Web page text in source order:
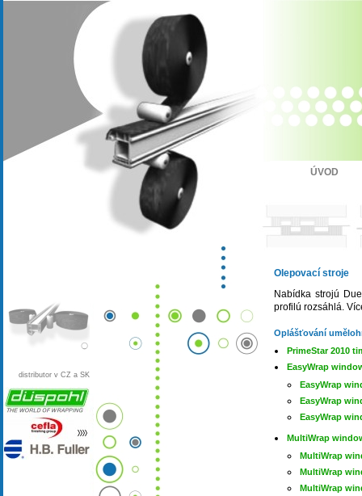
distributor v CZ a SK
ÚVOD
Olepovací stroje
Nabídka strojú
profilú rozsáhlá.
Oplášťování
PrimeStar 2010
EasyWrap
EasyWrap
EasyWrap
EasyWrap
MultiWrap
MultiWrap
MultiWrap
MultiWrap